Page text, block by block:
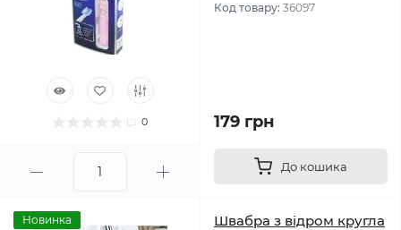
0
Код товару: 36097
179 грн
До кошика
Новинка
Швабра з відром кругла